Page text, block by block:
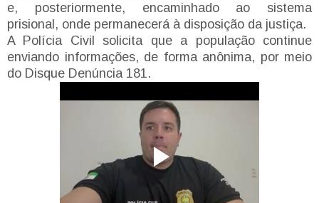
e, posteriormente, encaminhado ao sistema
prisional, onde permanecerá à disposição da justiça.
A Polícia Civil solicita que a população continue
enviando informações, de forma anônima, por meio
do Disque Denúncia 181.